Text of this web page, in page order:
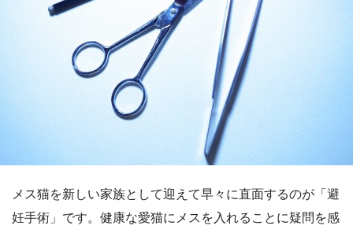
メス猫を新しい家族として迎えて早々に直面するのが「避
妊手術」です。健康な愛猫にメスを入れることに疑問を感